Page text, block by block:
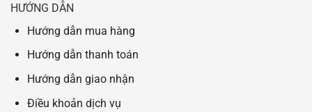
HƯỚNG DẪN
Hướng dẫn mua hàng
Hướng dẫn thanh toán
Hướng dẫn giao nhận
Điều khoản dịch vụ